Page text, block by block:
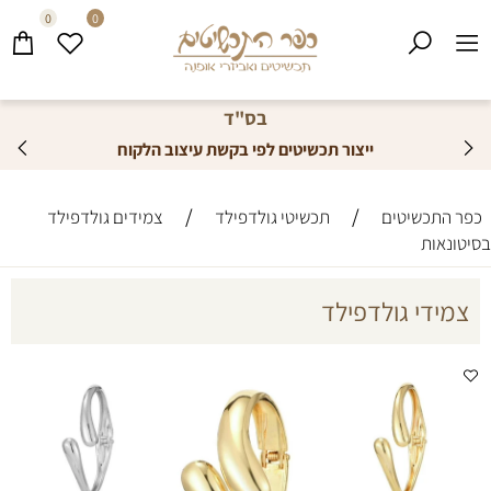
בס"ד
ייצור תכשיטים לפי בקשת עיצוב הלקוח
0 0
כפר התכשיטים / תכשיטי גולדפילד /
צמידים גולדפילד
בסיטונאות
צמידי גולדפילד